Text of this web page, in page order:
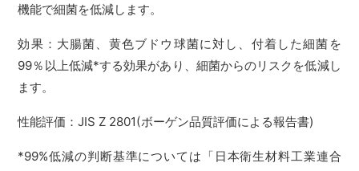
機能で細菌を低減します。
効果：大腸菌、黄色ブドウ球菌に対し、付着した細菌を
99％以上低減*する効果があり、細菌からのリスクを低減し
ます。
性能評価：JIS Z 2801(ボーゲン品質評価による報告書)
*99%低減の判断基準については「日本衛生材料工業連合